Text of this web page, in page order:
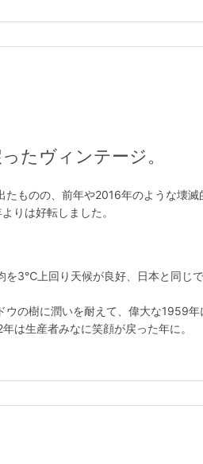
たヴィンテージ。
ものの、前年や2016年のような壊滅
りは好転しました。
を3℃上回り天候が良好、日本と同じ
の樹に潤いを耐えて、偉大な1959年
は生産者みなに笑顔が戻った年に。